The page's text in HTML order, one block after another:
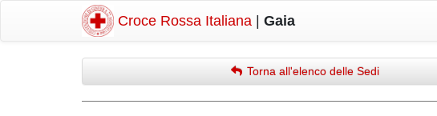
Croce Rossa Italiana Gaia
Torna all'elenco delle Sedi